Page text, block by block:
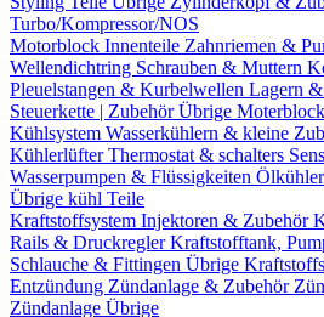
Turbo/Kompressor/NOS
Motorblock Innenteile Zahnriemen &
Wellendichtring Schrauben & Muttern
Pleuelstangen & Kurbelwellen Lagern
Steuerkette | ZubehörÜbrige
Kühlsystem Wasserkühlern & kleine
KühlerlüfterThermostat & schalters
Wasserpumpen & Flüssigkeiten
Übrige kühl Teile
Kraftstoffsystem Injektoren & Zubehör
Rails & DruckreglerKraftstofftank,
Schlauche & Fittingen Übrige
Entzündung Zündanlage & Zubehör
Zündanlage Übrige